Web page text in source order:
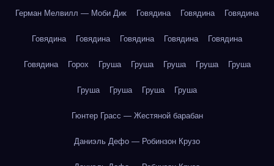
Герман Мелвилл — Моби Дик Говядина Говядина Говядина
Говядина Говядина Говядина Говядина Говядина
Говядина Горох Груша Груша Груша Груша Груша
Груша Груша Груша Груша
Гюнтер Грасс — Жестяной барабан
Даниэль Дефо — Робинзон Крузо